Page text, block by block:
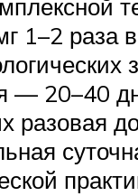
1–2 раза
— 20–40
разовая